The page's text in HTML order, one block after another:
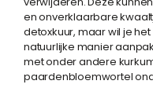
en onverklaarbare
detoxkuur, maar wil je
natuurlijke manier
met onder andere
paardenbloemwortel